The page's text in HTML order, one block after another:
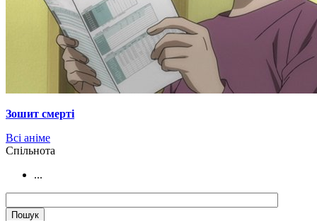
Зошит смерті
Всі аніме
Cпільнота
...